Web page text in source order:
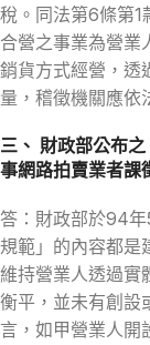
稅。同法第6條第1
合營之事業為營業
銷貨方式經營，透
量，稽徵機關應依
三、 財政部公布
事網路拍賣業者課
答：財政部於94
規範」的內容都是
維持營業人透過實
衡平，並未有創設
言，如甲營業人開